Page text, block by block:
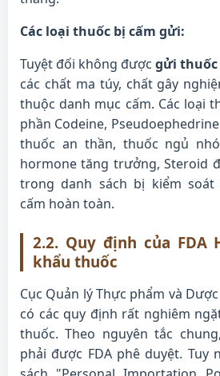
Các loại thuốc bị cấm gửi:
Tuyệt đối không được gửi thuốc
các chất ma túy, chất gây
thuộc danh mục cấm. Các loại
phần Codeine,
thuốc an thần, thuốc ngủ
hormone tăng trưởng, Steroid
trong danh sách bị kiểm soát
cấm hoàn toàn.
2.2. Quy định của FDA
khẩu thuốc
Cục Quản lý Thực phẩm và
có các quy định rất nghiêm
thuốc. Theo nguyên tắc
phải được FDA phê duyệt. Tuy